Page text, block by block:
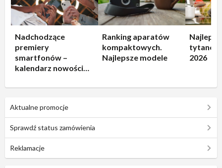
Nadchodzące
premiery
smartfonów –
kalendarz nowości
Ranking aparatów
kompaktowych.
Najlepsze modele
2026
Aktualne promocje
Sprawdź status zamówienia
Reklamacje